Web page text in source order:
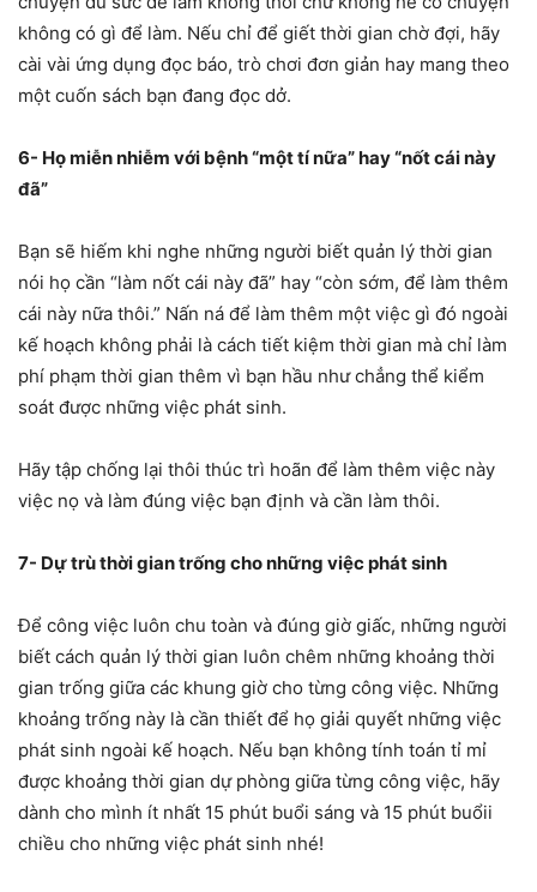
không có gì để làm. Nếu chỉ để giết thời gian chờ đợi, hãy
cài vài ứng dụng đọc báo, trò chơi đơn giản hay mang theo
một cuốn sách bạn đang đọc dở.
6- Họ miễn nhiễm với bệnh “một tí nữa” hay “nốt cái này
đã”
Bạn sẽ hiếm khi nghe những người biết quản lý thời gian
nói họ cần “làm nốt cái này đã” hay “còn sớm, để làm thêm
cái này nữa thôi.” Nấn ná để làm thêm một việc gì đó ngoài
kế hoạch không phải là cách tiết kiệm thời gian mà chỉ làm
phí phạm thời gian thêm vì bạn hầu như chẳng thể kiểm
soát được những việc phát sinh.
Hãy tập chống lại thôi thúc trì hoãn để làm thêm việc này
việc nọ và làm đúng việc bạn định và cần làm thôi.
7- Dự trù thời gian trống cho những việc phát sinh
Để công việc luôn chu toàn và đúng giờ giấc, những người
biết cách quản lý thời gian luôn chêm những khoảng thời
gian trống giữa các khung giờ cho từng công việc. Những
khoảng trống này là cần thiết để họ giải quyết những việc
phát sinh ngoài kế hoạch. Nếu bạn không tính toán tỉ mỉ
được khoảng thời gian dự phòng giữa từng công việc, hãy
dành cho mình ít nhất 15 phút buổi sáng và 15 phút buổii
chiều cho những việc phát sinh nhé!